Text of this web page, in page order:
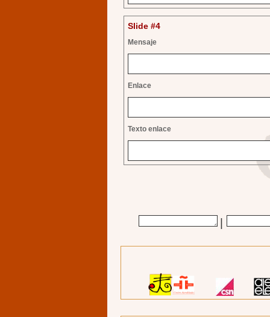
Slide #4
Mensaje
Enlace
Texto enlace